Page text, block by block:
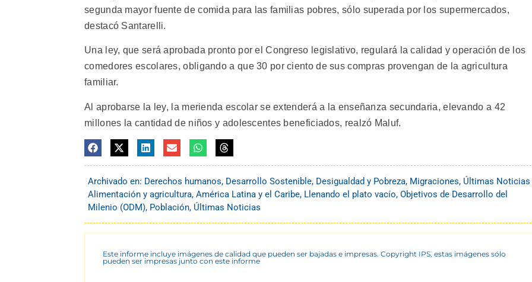
segunda mayor fuente de comida para las familias pobres, sólo superada por los supermercados,
destacó Santarelli.
Una ley, que será aprobada pronto por el Congreso legislativo, regulará la calidad y operación de los
comedores escolares, obligando a que 30 por ciento de sus compras provengan de la agricultura
familiar.
Al aprobarse la ley, la merienda escolar se extenderá a la enseñanza secundaria, elevando a 42
millones la cantidad de niños y adolescentes beneficiados, realzó Maluf.
Archivado en: Derechos humanos, Desarrollo Sostenible, Desigualdad y Pobreza, Migraciones, Últimas Noticias
Alimentación y agricultura, América Latina y el Caribe, Llenando el plato vacío, Objetivos de Desarrollo del
Milenio (ODM), Población, Últimas Noticias
Este informe incluye imágenes de calidad que pueden ser bajadas e impresas. Copyright IPS, estas imágenes sólo
pueden ser impresas junto con este informe